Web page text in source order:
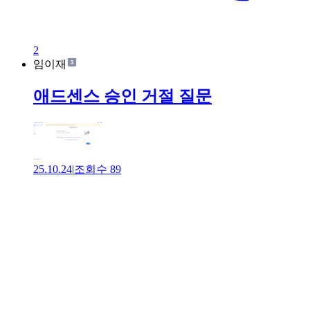
2
임이재
애드센스 승인 거절 질문
25.10.24|조회수 89